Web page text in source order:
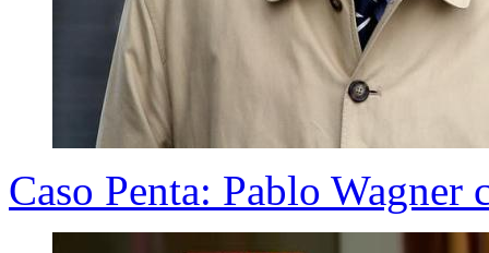
Caso Penta: Pablo